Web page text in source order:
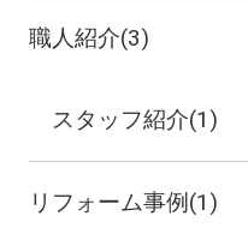
職人紹介(3)
スタッフ紹介(1)
リフォーム事例(1)